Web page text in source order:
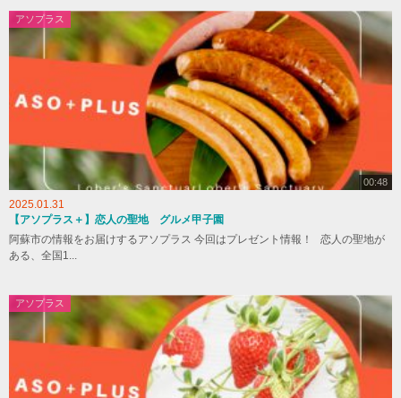
アソプラス
00:48
2025.01.31
【アソプラス＋】恋人の聖地 グルメ甲子園
阿蘇市の情報をお届けするアソプラス 今回はプレゼント情報！ 恋人の聖地が
ある、全国1...
アソプラス